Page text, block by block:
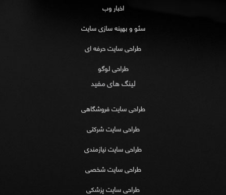
اخبار وب
سئو و بهینه سازی سایت
طراحی سایت حرفه ای
طراحی لوگو
لینگ های مفید
طراحی سایت فروشگاهی
طراحی سایت شرکتی
طراحی سایت نیازمندی
طراحی سایت شخصی
طراحی سایت پزشکی